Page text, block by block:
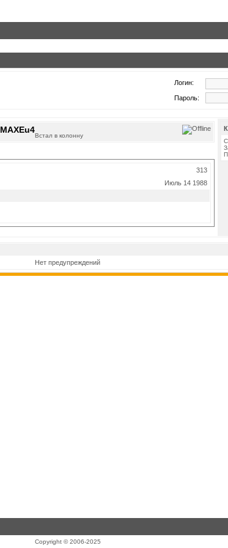
Логин:
Пароль:
MAXEu4
Встал в колонну
313
Июль 14 1988
Нет предупреждений
Copyright © 2006-2025